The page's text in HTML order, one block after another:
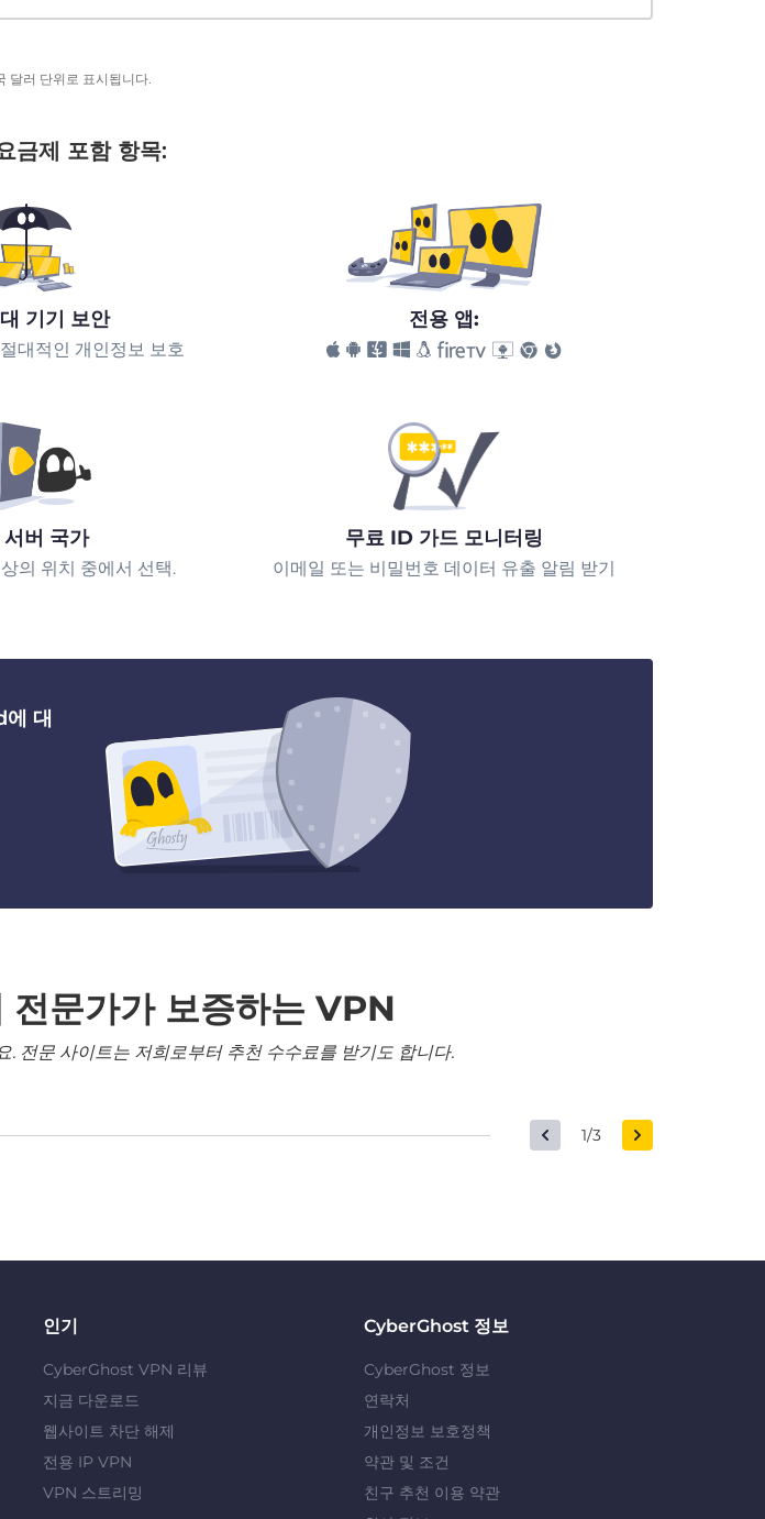
달러 단위로 표시됩니다.
금제 포함 항목:
기기 보안
대적인 개인정보 보호
전용 앱:
버 국가
의 위치 중에서 선택.
무료 ID 가드 모니터링
이메일 또는 비밀번호 데이터 유출 알림 받기
대
전문가가 보증하는 VPN
전문 사이트는 저희로부터 추천 수수료를 받기도 합니다.
1/3
인기
CyberGhost VPN 리뷰
지금 다운로드
웹사이트 차단 해제
전용 IP VPN
VPN 스트리밍
CyberGhost 정보
CyberGhost 정보
연락처
개인정보 보호정책
약관 및 조건
친구 추천 이용 약관